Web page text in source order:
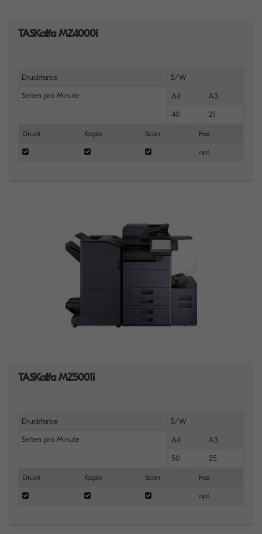
TASKalfa MZ4000i
Druckfarbe S/W
Seiten pro Minute A4 A3
40 21
Druck Kopie Scan Fax
opt.
TASKalfa MZ5001i
Druckfarbe S/W
Seiten pro Minute A4 A3
50 25
Druck Kopie Scan Fax
opt.